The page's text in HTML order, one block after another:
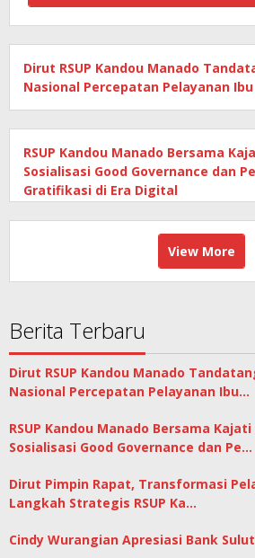
Dirut RSUP Kandou Manado
Nasional Percepatan Pelayanan
RSUP Kandou Manado Bersama
Sosialisasi Good Governance dan
Gratifikasi di Era Digital
View More
Berita Terbaru
Dirut RSUP Kandou Manado
Nasional Percepatan Pelayanan Ibu…
RSUP Kandou Manado Bersama
Sosialisasi Good Governance dan Pe…
Dirut Pimpin Rapat, Transformasi
Langkah Strategis RSUP Ka…
Cindy Wurangian Apresiasi Bank